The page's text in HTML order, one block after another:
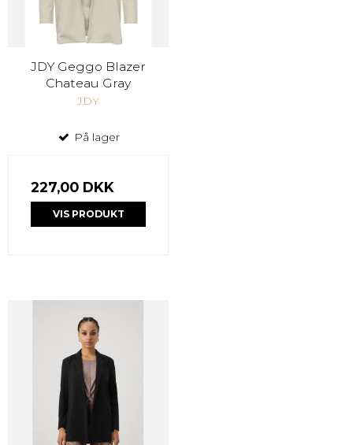
JDY Geggo Blazer
Chateau Gray
JDY
På lager
227,00 DKK
VIS PRODUKT